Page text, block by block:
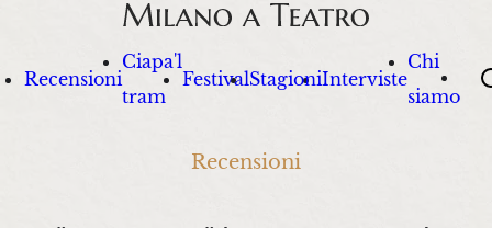
Recensioni
Ciapa'l
tram
FestivalStagioniInterviste
Chi
siamo
Recensioni